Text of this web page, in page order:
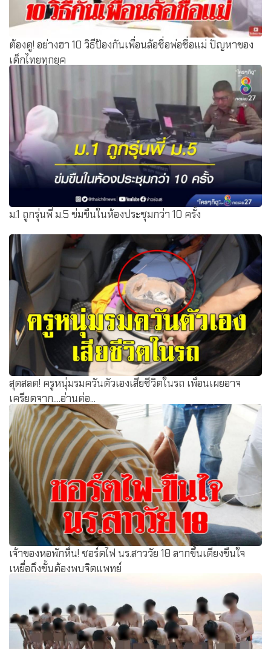
ต้องดู! อย่างฮา 10 วิธีป้องกันเพื่อนล้อชื่อพ่อชื่อแม่ ปัญหาของ
เด็กไทยทุกยุค
ม.1 ถูกรุ่นพี่ ม.5 ข่มขืนในห้องประชุมกว่า 10 ครั้ง
สุดสลด! ครูหนุ่มรมควันตัวเองเสียชีวิตในรถ เพื่อนเผยอาจ
เครียดจาก....อ่านต่อ...
เจ้าของหอพักหื่น! ชอร์ตไฟ นร.สาววัย 18 ลากขึ้นเตียงขืนใจ
เหยื่อถึงขั้นต้องพบจิตแพทย์